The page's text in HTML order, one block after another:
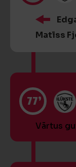
Matīss
77’
Vārtus